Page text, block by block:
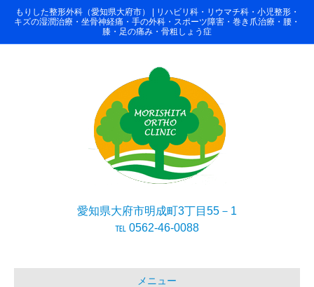
もりした整形外科（愛知県大府市） | リハビリ科・リウマチ科・小児整形・
キズの湿潤治療・坐骨神経痛・手の外科・スポーツ障害・巻き爪治療・腰・
膝・足の痛み・骨粗しょう症
愛知県大府市明成町3丁目55－1
℡ 0562-46-0088
メニュー